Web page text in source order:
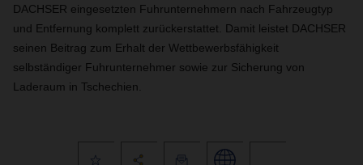
DACHSER eingesetzten Fuhrunternehmern nach Fahrzeugtyp
und Entfernung komplett zurückerstattet. Damit leistet DACHSER
seinen Beitrag zum Erhalt der Wettbewerbsfähigkeit
selbständiger Fuhrunternehmer sowie zur Sicherung von
Laderaum in Tschechien.